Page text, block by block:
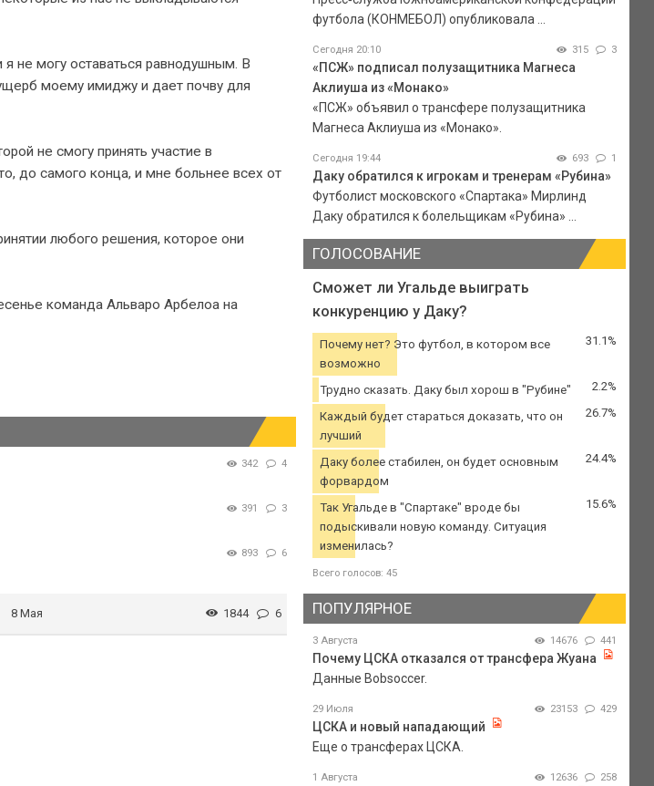
не могу оставаться равнодушным. В
моему имиджу и дает почву для
не смогу принять участие в
до самого конца, и мне больнее всех от
любого решения, которое они
команда Альваро Арбелоа на
342 4
391 3
893 6
8 Мая 1844 6
футбола (КОНМЕБОЛ) опубликовала ...
Сегодня 20:10 315 3
«ПСЖ» подписал полузащитника Магнеса
Аклиуша из «Монако»
«ПСЖ» объявил о трансфере полузащитника
Магнеса Аклиуша из «Монако».
Сегодня 19:44 693 1
Даку обратился к игрокам и тренерам «Рубина»
Футболист московского «Спартака» Мирлинд
Даку обратился к болельщикам «Рубина» ...
ГОЛОСОВАНИЕ
Сможет ли Угальде выиграть
конкуренцию у Даку?
Почему нет? Это футбол, в котором все
возможно
31.1%
Трудно сказать. Даку был хорош в "Рубине" 2.2%
Каждый будет стараться доказать, что он
лучший
26.7%
Даку более стабилен, он будет основным
форвардом
24.4%
Так Угальде в "Спартаке" вроде бы
подыскивали новую команду. Ситуация
изменилась?
15.6%
Всего голосов: 45
ПОПУЛЯРНОЕ
3 Августа 14676 441
Почему ЦСКА отказался от трансфера Жуана
Данные Bobsoccer.
29 Июля 23153 429
ЦСКА и новый нападающий
Еще о трансферах ЦСКА.
1 Августа 12636 258